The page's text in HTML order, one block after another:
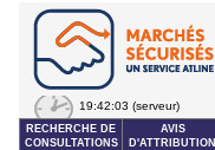
19:42:03 (serveur)
RECHERCHE DE
CONSULTATIONS
AVIS
D'ATTRIBUTION